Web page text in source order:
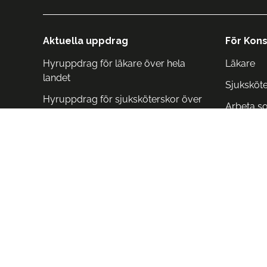
Aktuella uppdrag
Hyruppdrag för läkare över hela
landet
Hyruppdrag för sjuksköterskor över
För
Läkare
Arbeta